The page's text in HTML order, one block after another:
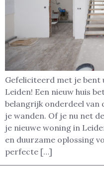
Gefeliciteerd met je
Leiden! Een nieuw huis
belangrijk onderdeel van
je wanden. Of je nu net
je nieuwe woning in
en duurzame oplossing
perfecte […]